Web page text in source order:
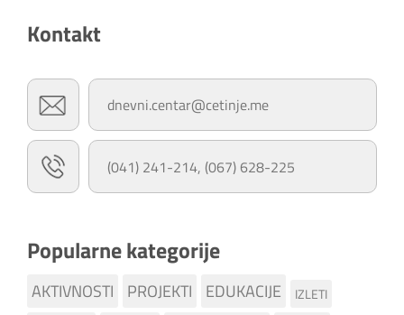
Kontakt
dnevni.centar@cetinje.me
(041) 241-214, (067) 628-225
Popularne kategorije
AKTIVNOSTI PROJEKTI EDUKACIJE
IZLETI